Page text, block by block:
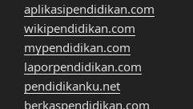
aplikasipendidikan.com
wikipendidikan.com
mypendidikan.com
laporpendidikan.com
pendidikanku.net
berkaspendidikan.com